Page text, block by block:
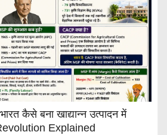
कैसे बना खाद्यान्न उत्पादन में
Explained